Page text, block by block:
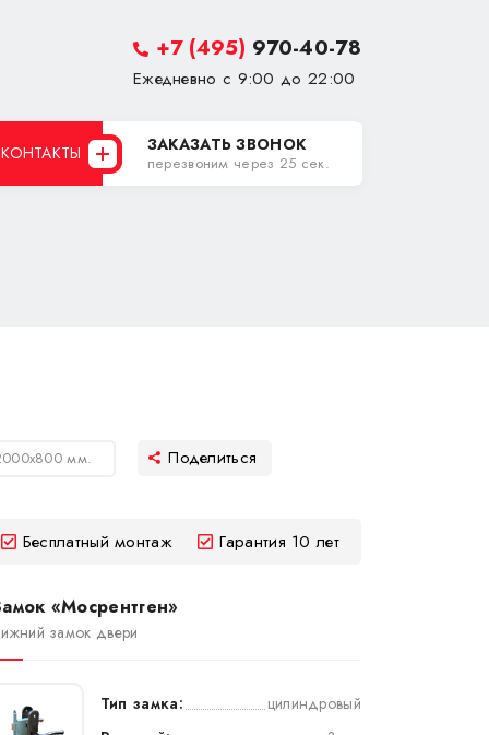
+7 (495) 970-40-78
Ежедневно с 9:00 до 22:00
КОНТАКТЫ ЗАКАЗАТЬ ЗВОНОК
перезвоним через 25 сек.
мм.
Бесплатный монтаж Гарантия 10 лет
«Мосрентген»
замок двери
Тип замка:
цилиндровый